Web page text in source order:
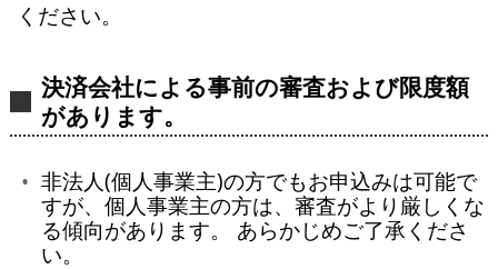
ください。
決済会社による事前の審査および限度額
があります。
非法人(個人事業主)の方でもお申込みは可能で
すが、個人事業主の方は、審査がより厳しくな
る傾向があります。 あらかじめご了承くださ
い。